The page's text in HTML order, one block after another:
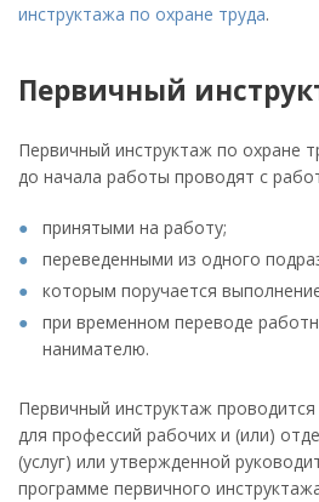
инструктажа по охране труда.
Первичный
Первичный инструктаж по охране
до начала работы проводят с
принятыми на работу;
переведенными из одного
которым поручается
при временном переводе
нанимателю.
Первичный инструктаж
для профессий рабочих и (или)
(услуг) или утвержденной
программе первичного